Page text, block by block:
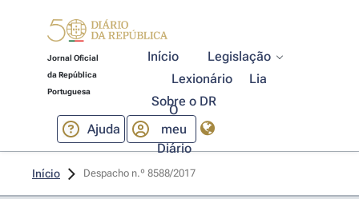
Jornal Oficial
da República
Portuguesa
Início
Legislação
Lexionário
Lia
Sobre o DR
Ajuda
O
meu
Diário
Início Despacho n.º 8588/2017